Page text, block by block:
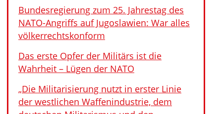
Bundesregierung zum 25. Jahrestag des
NATO-Angriffs auf Jugoslawien: War alles
völkerrechtskonform
Das erste Opfer der Militärs ist die
Wahrheit – Lügen der NATO
„Die Militarisierung nutzt in erster Linie
der westlichen Waffenindustrie, dem